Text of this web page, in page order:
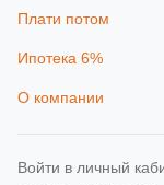
Плати потом
Ипотека 6%
О компании
Войти в личный